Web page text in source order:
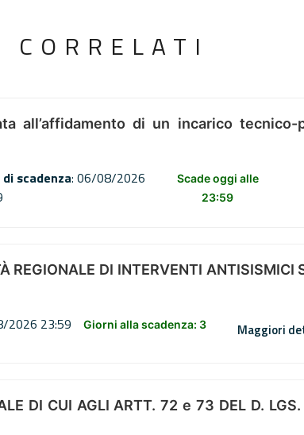
all’affidamento di un incarico tecnico-
scadenza: 06/08/2026
Scade oggi alle
23:59
REGIONALE DI INTERVENTI ANTISISMICI
2026 23:59 Giorni alla scadenza: 3 Maggiori
DI CUI AGLI ARTT. 72 e 73 DEL D.